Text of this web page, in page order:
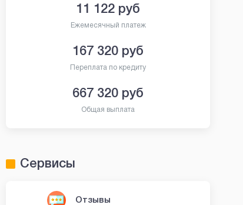
11 122 руб
Ежемесячный платеж
167 320 руб
Переплата по кредиту
667 320 руб
Общая выплата
Сервисы
Отзывы